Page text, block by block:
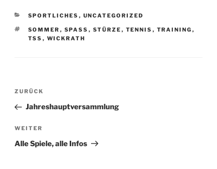
KATEGORIEN
SPORTLICHES , UNCATEGORIZED
SCHLAGWÖRTER
SOMMER , SPASS , STÜRZE , TENNIS , TRAINING ,
TSS , WICKRATH
Beitragsnavigation
Vorheriger
Beitrag
ZURÜCK
Jahreshauptversammlung
Nächster
Beitrag
WEITER
Alle Spiele, alle Infos